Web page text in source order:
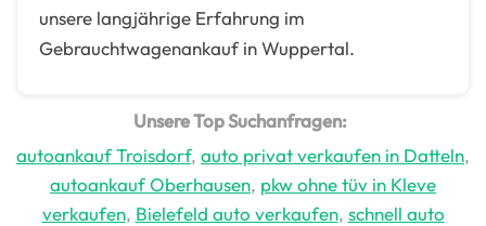
unsere langjährige Erfahrung im
Gebrauchtwagenankauf in Wuppertal.
Unsere Top Suchanfragen:
autoankauf Troisdorf, auto privat verkaufen in Datteln,
autoankauf Oberhausen, pkw ohne tüv in Kleve
verkaufen, Bielefeld auto verkaufen, schnell auto